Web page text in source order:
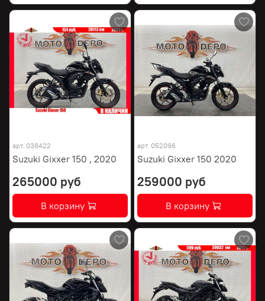
арт. 038422
Suzuki Gixxer 150 , 2020
265000 руб
В корзину
арт. 052096
Suzuki Gixxer 150 2020
259000 руб
В корзину